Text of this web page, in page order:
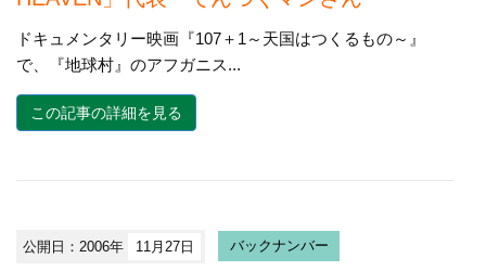
ドキュメンタリー映画『107＋1～天国はつくるもの～』
で、『地球村』のアフガニス...
この記事の詳細を見る
公開日：2006年 11月27日 バックナンバー